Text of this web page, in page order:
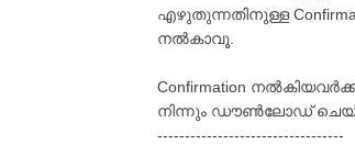
എഴുതുന്നതിനുള്ള
നൽകാവൂ.
Confirmation
നിന്നും ഡൗൺലോഡ്
----------------------------------